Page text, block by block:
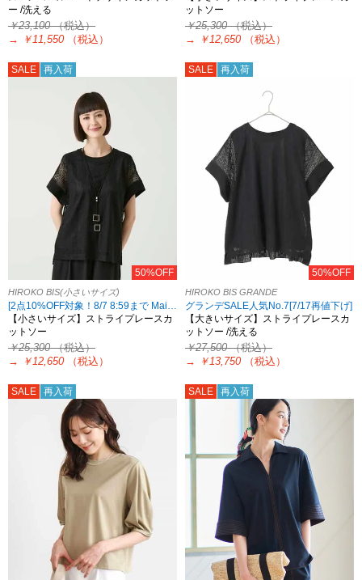
ー /洗える
￥23,100（税込）
→
￥11,550 （税込）
ットソー
￥25,300（税込）
→
￥12,650 （税込）
SALE 再入荷
50%OFF
HIROKO BIS(小さいサイズ)
[2点10%OFF対象！8/7 8:59まで Maison de CINQ限定]
【小さいサイズ】ストライプレースカ
ットソー
￥25,300（税込）
→
￥12,650 （税込）
SALE 再入荷
50%OFF
HIROKO BIS GRANDE
グランデSALE人気No.7[7/17再値下げ]
【大きいサイズ】ストライプレースカ
ットソー /洗える
￥27,500（税込）
→
￥13,750 （税込）
SALE 再入荷 SALE 再入荷